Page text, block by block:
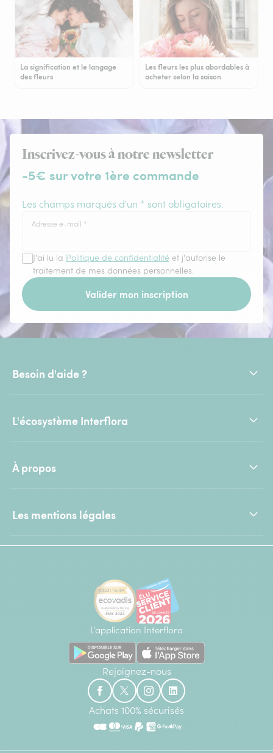
La signification et le langage
des fleurs
Les fleurs les plus abordables à
acheter selon la saison
Inscrivez-vous à notre newsletter
-5€ sur votre 1ère commande
Les champs marqués d'un * sont obligatoires.
Adresse e-mail *
J'ai lu la Politique de confidentialité et j'autorise le
traitement de mes données personnelles.
Valider mon inscription
Besoin d'aide ?
L'écosystème Interflora
À propos
Les mentions légales
L'application Interflora
Rejoignez-nous
Achats 100% sécurisés